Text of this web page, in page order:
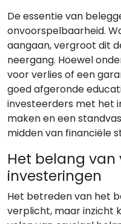
De essentie van
onvoorspelbaarheid.
aangaan, vergroot dit
neergang. Hoewel
voor verlies of een
goed afgeronde
investeerders met het
maken en een
midden van financiële
Het belang
investeringen
Het betreden van het
verplicht, maar inzicht